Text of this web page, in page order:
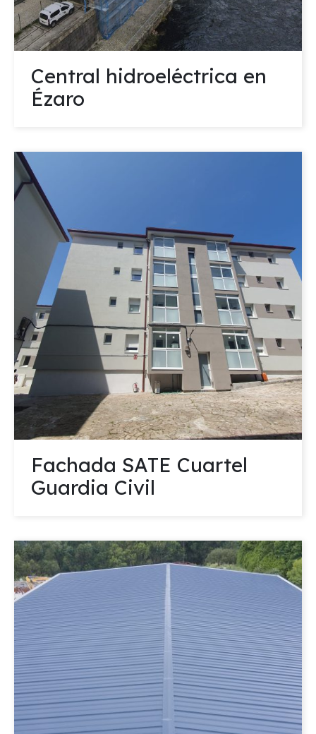
Central hidroeléctrica en
Ézaro
Fachada SATE Cuartel
Guardia Civil